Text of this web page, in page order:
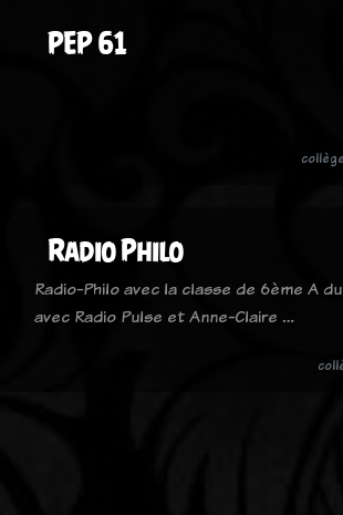
PEP 61
collège
Radio Philo
Radio-Philo avec la classe de 6ème A
avec Radio Pulse et Anne-Claire …